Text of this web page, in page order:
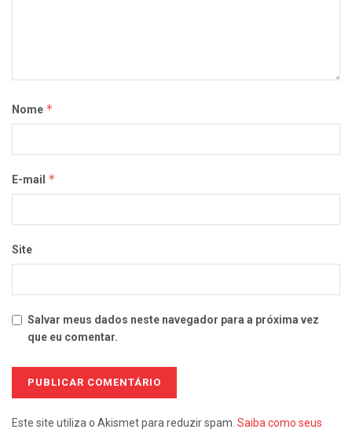
Nome *
E-mail *
Site
Salvar meus dados neste navegador para a próxima vez
que eu comentar.
Este site utiliza o Akismet para reduzir spam. Saiba como seus